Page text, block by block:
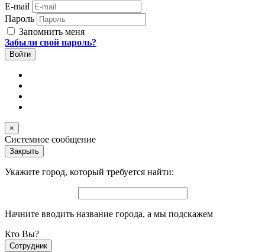
E-mail
Пароль
Запомнить меня
Забыли свой пароль?
×
Системное сообщение
Закрыть
Укажите город, который требуется найти:
Начните вводить название города, а мы подскажем
Кто Вы?
Сотрудник